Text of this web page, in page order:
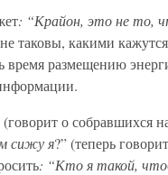
: “Крайон, это не то,
таковы, какими
время размещению
о собравшихся
сижу я?” (теперь
: “Кто я такой,